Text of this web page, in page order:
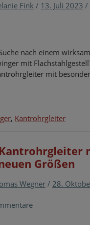
Fink/ 13. Juli 2023 /
nach einem
mit
mit
, Kantrohrgleiter
Größen
Wegner / 28.